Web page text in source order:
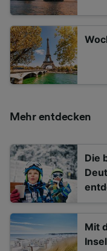
Mehr entdecken
Die
Mit